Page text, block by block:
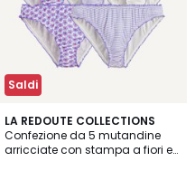
Saldi
LA REDOUTE COLLECTIONS
Confezione da 5 mutandine
arricciate con stampa a fiori e
5
/
5